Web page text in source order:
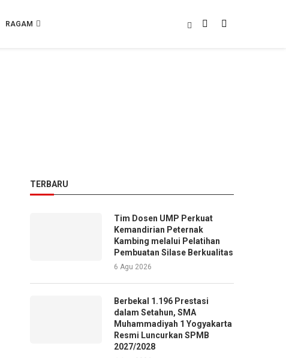
RAGAM
TERBARU
Tim Dosen UMP Perkuat
Kemandirian Peternak
Kambing melalui Pelatihan
Pembuatan Silase Berkualitas
6 Agu 2026
Berbekal 1.196 Prestasi
dalam Setahun, SMA
Muhammadiyah 1 Yogyakarta
Resmi Luncurkan SPMB
2027/2028